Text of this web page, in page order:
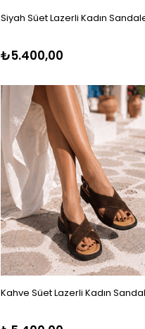
Siyah Süet Lazerli Kadın
₺5.400,00
Kahve Süet Lazerli Kadın